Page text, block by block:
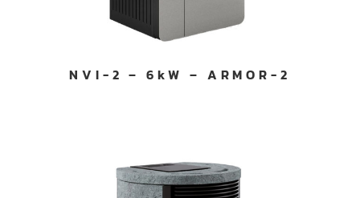
NVI-2 – 6kW – ARMOR-2